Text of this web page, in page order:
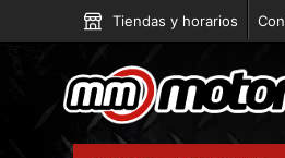
Tiendas y horarios